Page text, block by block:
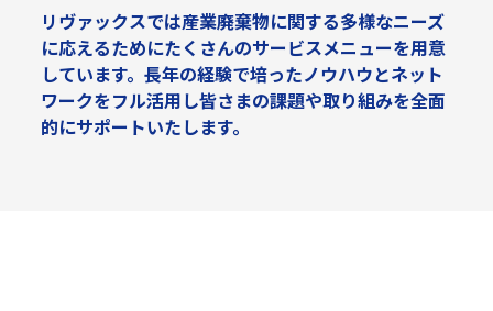
リヴァックスでは産業廃棄物に関する多様なニーズ
に応えるためにたくさんのサービスメニューを用意
しています。長年の経験で培ったノウハウとネット
ワークをフル活用し皆さまの課題や取り組みを全面
的にサポートいたします。